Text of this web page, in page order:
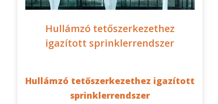
Hullámzó tetőszerkezethez
igazított sprinklerrendszer
Hullámzó tetőszerkezethez igazított
sprinklerrendszer